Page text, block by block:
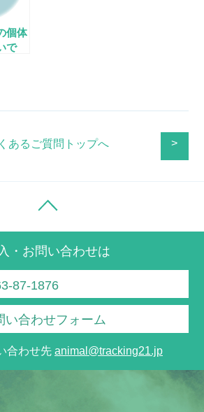
個体
で
>
あるご質問トップへ
・お問い合わせは
87-1876
い合わせフォーム
合わせ先 animal@tracking21.jp